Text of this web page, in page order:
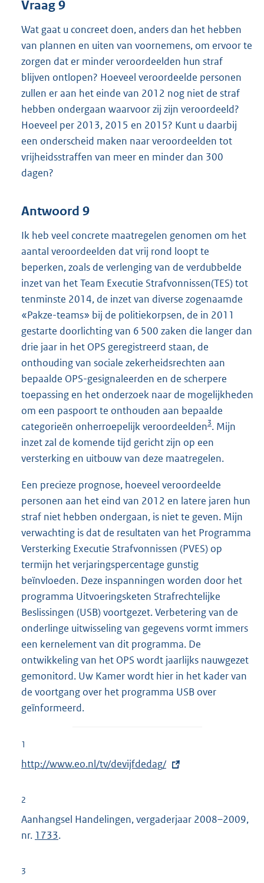
Vraag 9
Wat gaat u concreet doen, anders dan het hebben
van plannen en uiten van voornemens, om ervoor te
zorgen dat er minder veroordeelden hun straf
blijven ontlopen? Hoeveel veroordeelde personen
zullen er aan het einde van 2012 nog niet de straf
hebben ondergaan waarvoor zij zijn veroordeeld?
Hoeveel per 2013, 2015 en 2015? Kunt u daarbij
een onderscheid maken naar veroordeelden tot
vrijheidsstraffen van meer en minder dan 300
dagen?
Antwoord 9
Ik heb veel concrete maatregelen genomen om het
aantal veroordeelden dat vrij rond loopt te
beperken, zoals de verlenging van de verdubbelde
inzet van het Team Executie Strafvonnissen(TES) tot
tenminste 2014, de inzet van diverse zogenaamde
«Pakze-teams» bij de politiekorpsen, de in 2011
gestarte doorlichting van 6 500 zaken die langer dan
drie jaar in het OPS geregistreerd staan, de
onthouding van sociale zekerheidsrechten aan
bepaalde OPS-gesignaleerden en de scherpere
toepassing en het onderzoek naar de mogelijkheden
om een paspoort te onthouden aan bepaalde
categorieën onherroepelijk veroordeelden3. Mijn
inzet zal de komende tijd gericht zijn op een
versterking en uitbouw van deze maatregelen.
Een precieze prognose, hoeveel veroordeelde
personen aan het eind van 2012 en latere jaren hun
straf niet hebben ondergaan, is niet te geven. Mijn
verwachting is dat de resultaten van het Programma
Versterking Executie Strafvonnissen (PVES) op
termijn het verjaringspercentage gunstig
beïnvloeden. Deze inspanningen worden door het
programma Uitvoeringsketen Strafrechtelijke
Beslissingen (USB) voortgezet. Verbetering van de
onderlinge uitwisseling van gegevens vormt immers
een kernelement van dit programma. De
ontwikkeling van het OPS wordt jaarlijks nauwgezet
gemonitord. Uw Kamer wordt hier in het kader van
de voortgang over het programma USB over
geïnformeerd.
1
E
t
l
http://www.eo.nl/tv/devijfdedag/
2
Aanhangsel Handelingen, vergaderjaar 2008–2009,
nr. 1733.
3